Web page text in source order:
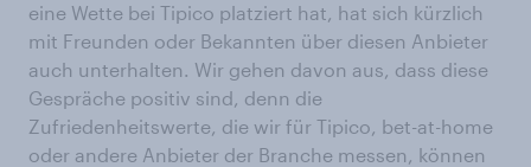
eine Wette bei Tipico platziert hat, hat sich kürzlich
mit Freunden oder Bekannten über diesen Anbieter
auch unterhalten. Wir gehen davon aus, dass diese
Gespräche positiv sind, denn die
Zufriedenheitswerte, die wir für Tipico, bet-at-home
oder andere Anbieter der Branche messen, können